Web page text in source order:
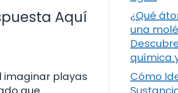
Aquí
imaginar playas
¿Qué
una
química
Cómo